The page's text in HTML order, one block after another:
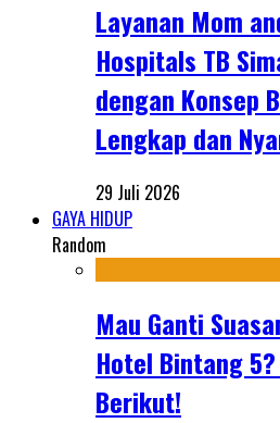
Layanan Mom
Hospitals TB
dengan Konsep
Lengkap dan
29 Juli 2026
GAYA HIDUP
Random
Mau Ganti
Hotel Bintang
Berikut!